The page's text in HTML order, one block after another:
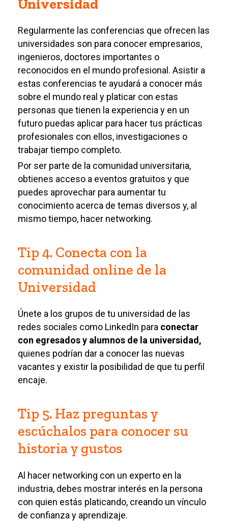
Universidad
Regularmente las conferencias que ofrecen las
universidades son para conocer empresarios,
ingenieros, doctores importantes o
reconocidos en el mundo profesional. Asistir a
estas conferencias te ayudará a conocer más
sobre el mundo real y platicar con estas
personas que tienen la experiencia y en un
futuro puedas aplicar para hacer tus prácticas
profesionales con ellos, investigaciones o
trabajar tiempo completo.
Por ser parte de la comunidad universitaria,
obtienes acceso a eventos gratuitos y que
puedes aprovechar para aumentar tu
conocimiento acerca de temas diversos y, al
mismo tiempo, hacer networking.
Tip 4. Conecta con la
comunidad online de la
Universidad
Únete a los grupos de tu universidad de las
redes sociales como LinkedIn para conectar
con egresados y alumnos de la universidad,
quienes podrían dar a conocer las nuevas
vacantes y existir la posibilidad de que tu perfil
encaje.
Tip 5. Haz preguntas y
escúchalos para conocer su
historia y gustos
Al hacer networking con un experto en la
industria, debes mostrar interés en la persona
con quien estás platicando, creando un vínculo
de confianza y aprendizaje.